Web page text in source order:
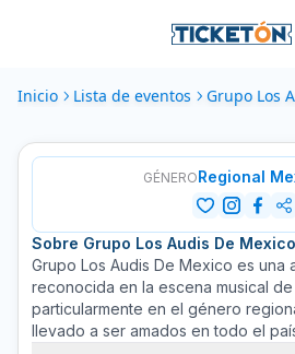
Inicio Lista de eventos Grupo Los
GÉNERORegional
Sobre Grupo Los Audis De Mexico
Grupo Los Audis De Mexico es una
reconocida en la escena musical de
particularmente en el género
llevado a ser amados en todo el